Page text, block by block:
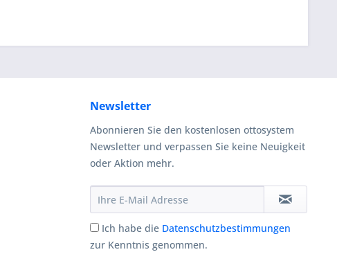
Newsletter
Abonnieren Sie den kostenlosen ottosystem
Newsletter und verpassen Sie keine Neuigkeit
oder Aktion mehr.
Ich habe die Datenschutzbestimmungen
zur Kenntnis genommen.